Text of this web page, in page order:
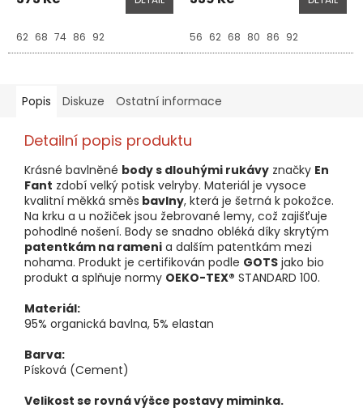
62 68 74 86 92 56 62 68 80 86 92
Popis Diskuze Ostatní informace
Detailní popis produktu
Krásné bavlněné body s dlouhými rukávy značky En
Fant zdobí velký potisk velryby. Materiál je vysoce
kvalitní měkká směs bavlny, která je šetrná k pokožce.
Na krku a u nožiček jsou žebrované lemy, což zajišťuje
pohodlné nošení. Body se snadno obléká díky skrytým
patentkám na rameni a dalším patentkám mezi
nohama. Produkt je certifikován podle GOTS jako bio
produkt a splňuje normy OEKO-TEX® STANDARD 100.
Materiál:
95% organická bavlna, 5% elastan
Barva:
Písková (Cement)
Velikost se rovná výšce postavy miminka.